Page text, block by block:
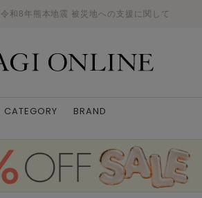
令和8年熊本地震 被災地への支援に関して
CATEGORY BRAND